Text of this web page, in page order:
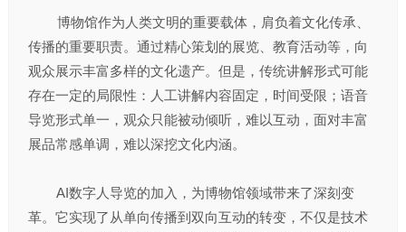
博物馆作为人类文明的重要载体，肩负着文化传承、
传播的重要职责。通过精心策划的展览、教育活动等，向
观众展示丰富多样的文化遗产。但是，传统讲解形式可能
存在一定的局限性：人工讲解内容固定，时间受限；语音
导览形式单一，观众只能被动倾听，难以互动，面对丰富
展品常感单调，难以深挖文化内涵。
AI数字人导览的加入，为博物馆领域带来了深刻变
革。它实现了从单向传播到双向互动的转变，不仅是技术